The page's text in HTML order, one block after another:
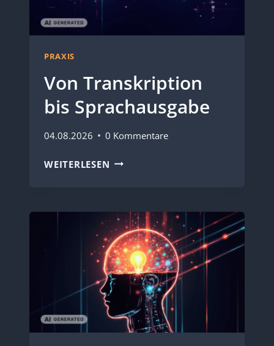
PRAXIS
Von Transkription
bis Sprachausgabe
04.08.2026 0 Kommentare
WEITERLESEN VON